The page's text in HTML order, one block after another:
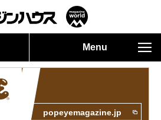
Menu
popeyemagazine.jp